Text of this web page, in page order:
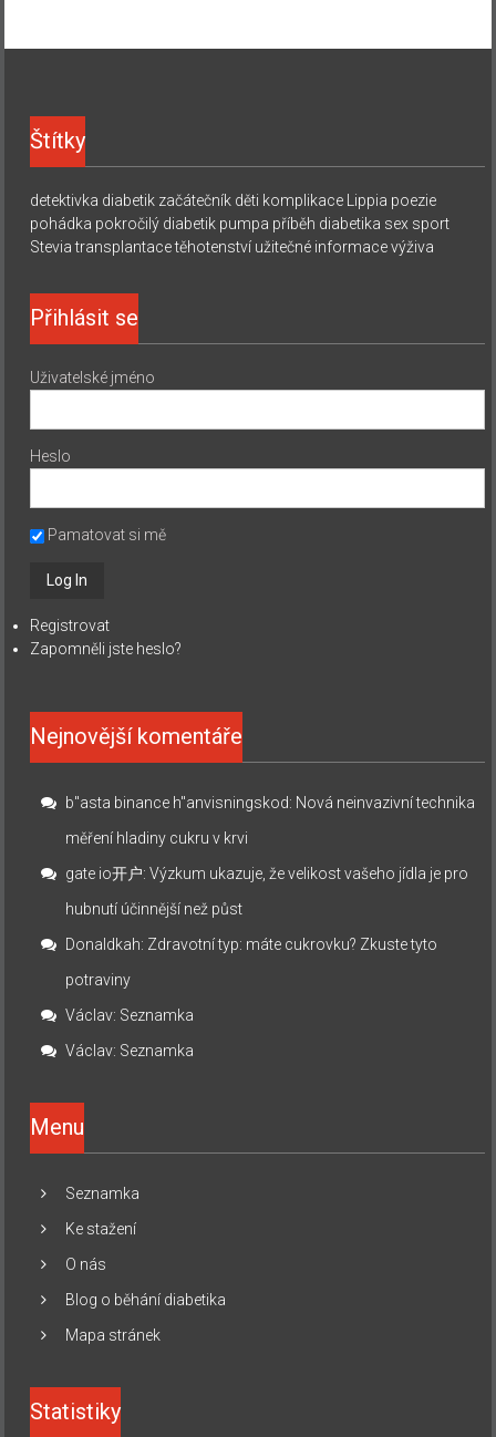
Štítky
detektivka diabetik začátečník děti komplikace Lippia poezie
pohádka pokročilý diabetik pumpa příběh diabetika sex sport
Stevia transplantace těhotenství užitečné informace výživa
Přihlásit se
Uživatelské jméno
Heslo
Pamatovat si mě
Registrovat
Zapomněli jste heslo?
Nejnovější komentáře
b"asta binance h"anvisningskod: Nová neinvazivní technika
měření hladiny cukru v krvi
gate io开户:Výzkum ukazuje, že velikost vašeho jídla je pro
hubnutí účinnější než půst
Donaldkah: Zdravotní typ: máte cukrovku? Zkuste tyto
potraviny
Václav: Seznamka
Václav: Seznamka
Menu
Seznamka
Ke stažení
O nás
Blog o běhání diabetika
Mapa stránek
Statistiky